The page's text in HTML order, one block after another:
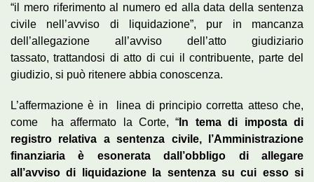
“il mero riferimento al numero ed alla data della sentenza
civile nell’avviso di liquidazione”, pur in mancanza
dell’allegazione all’avviso dell’atto giudiziario
tassato, trattandosi di atto di cui il contribuente, parte del
giudizio, si può ritenere abbia conoscenza.
L’affermazione è in linea di principio corretta atteso che,
come ha affermato la Corte, “ In tema di imposta di
registro relativa a sentenza civile, l’Amministrazione
finanziaria è esonerata dall’obbligo di allegare
all’avviso di liquidazione la sentenza su cui esso si